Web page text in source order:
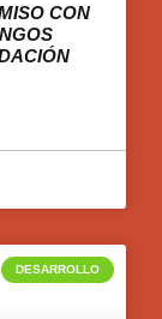
CON
DESARROLLO